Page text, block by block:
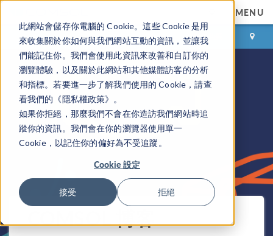
此網站會儲存你電腦的 Cookie。這些 Cookie 是用
來收集關於你如何與我們網站互動的資訊，並讓我
們能記住你。我們會使用此資訊來改善和自訂你的
瀏覽體驗，以及關於此網站和其他媒體訪客的分析
和指標。若要進一步了解我們使用的 Cookie，請查
看我們的《隱私權政策》。
如果你拒絕，那麼我們不會在你造訪我們網站時追
蹤你的資訊。我們會在你的瀏覽器使用單一
Cookie，以記住你的偏好為不受追蹤。
Cookie 設定
接受 拒絕
MENU
登录 咨询与购买
COMSOL 博客